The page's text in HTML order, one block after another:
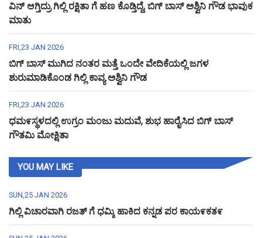
ವಿನ್ ಆಗ್ತಿದ್ರು ಗಿಲ್ಲಿ ರಕ್ಷಿತಾ ಗೆ ಹಣ ಕೊಡ್ತಿದ್ದೆ, ಬಿಗ್ ಬಾಸ್ ಅಶ್ವಿನಿ ಗೌಡ ಭಾವುಕ
ಮಾತು
FRI,23 JAN 2026
ಬಿಗ್ ಬಾಸ್ ಮುಗಿದ ನಂತರ ಮತ್ತೆ ಒಂದೇ ವೇದಿಕೆಯಲ್ಲಿ ಜಗಳ
ಶುರುಮಾಡಿಕೊಂಡ ಗಿಲ್ಲಿ ಕಾವ್ಯ ಅಶ್ವಿನಿ ಗೌಡ
FRI,23 JAN 2026
ಧಮ೯ಸ್ಥಳದಲ್ಲಿ ಉಗ್ರಂ ಮಂಜು ಮದುವೆ, ಶುಭ ಹಾರೈಸಿದ ಬಿಗ್ ಬಾಸ್
ಗೌತಮಿ ಮೋಕ್ಷಿತಾ
YOU MAY LIKE
SUN,25 JAN 2026
ಗಿಲ್ಲಿ ವಿಚಾರವಾಗಿ ರಜತ್ ಗೆ ಧಮ್ಕಿ ಹಾಕಿದ ಕನ್ನಡ ಪರ ಕಾಯ೯ಕತ೯